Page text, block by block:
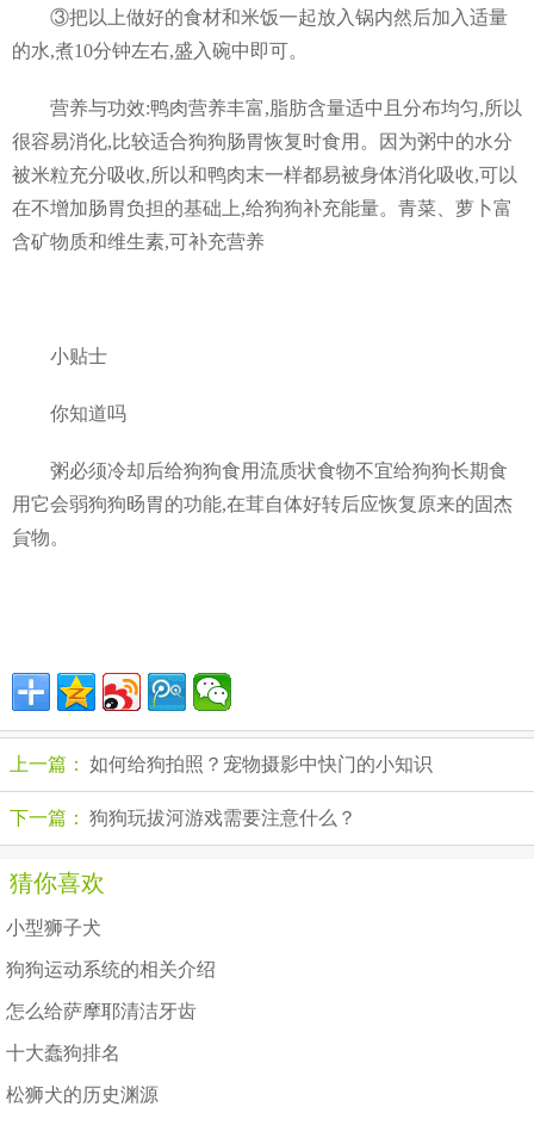
③把以上做好的食材和米饭一起放入锅内然后加入适量
的水,煮10分钟左右,盛入碗中即可。
营养与功效:鸭肉营养丰富,脂肪含量适中且分布均匀,所以
很容易消化,比较适合狗狗肠胃恢复时食用。因为粥中的水分
被米粒充分吸收,所以和鸭肉末一样都易被身体消化吸收,可以
在不增加肠胃负担的基础上,给狗狗补充能量。青菜、萝卜富
含矿物质和维生素,可补充营养
小贴士
你知道吗
粥必须冷却后给狗狗食用流质状食物不宜给狗狗长期食
用它会弱狗狗旸胃的功能,在茸自体好转后应恢复原来的固杰
貟物。
上一篇： 如何给狗拍照？宠物摄影中快门的小知识
下一篇： 狗狗玩拔河游戏需要注意什么？
猜你喜欢
小型狮子犬
狗狗运动系统的相关介绍
怎么给萨摩耶清洁牙齿
十大蠢狗排名
松狮犬的历史渊源